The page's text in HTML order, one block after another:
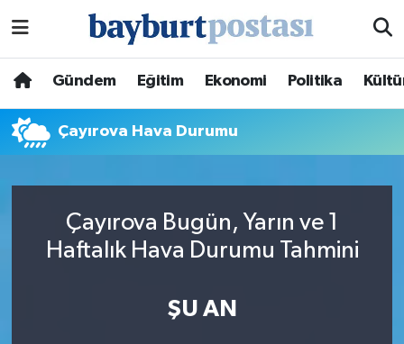
Gündem Eğitim Ekonomi Politika
Çayırova Hava Durumu
Çayırova Bugün, Yarın ve 1
Haftalık Hava Durumu Tahmini
ŞU AN
Hava Durumu
Süper Lig Puan Durumu ve Fikstür